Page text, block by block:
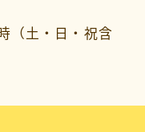
（土・日・祝含